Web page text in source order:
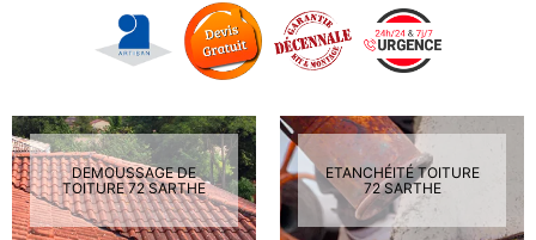
DEMOUSSAGE DE
TOITURE 72 SARTHE
ETANCHÉITÉ TOITURE
72 SARTHE